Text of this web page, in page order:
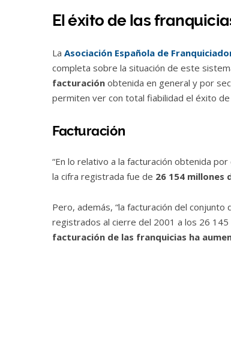
El éxito de las
La Asociación Española de
completa sobre la situación de este
facturación obtenida en general y por
permiten ver con total fiabilidad el éxito
Facturación
“En lo relativo a la facturación obtenida
la cifra registrada fue de 26 154 millones
Pero, además, “la facturación del
registrados al cierre del 2001 a los 26
facturación de las franquicias ha